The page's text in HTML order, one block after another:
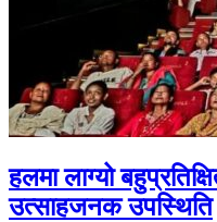
हलमा लाग्यो
उत्साहजनक उपस्थिति